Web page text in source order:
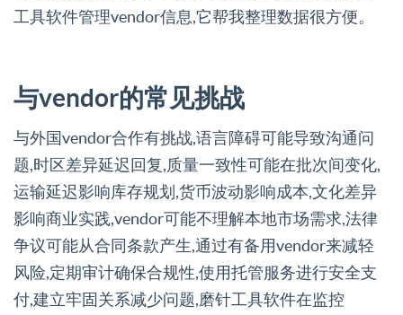
工具软件管理vendor信息,它帮我整理数据很方便。
与vendor的常见挑战
与外国vendor合作有挑战,语言障碍可能导致沟通问
题,时区差异延迟回复,质量一致性可能在批次间变化,
运输延迟影响库存规划,货币波动影响成本,文化差异
影响商业实践,vendor可能不理解本地市场需求,法律
争议可能从合同条款产生,通过有备用vendor来减轻
风险,定期审计确保合规性,使用托管服务进行安全支
付,建立牢固关系减少问题,磨针工具软件在监控